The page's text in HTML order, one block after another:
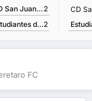
CD San Juan del Rio2
Estudiantes de Queretaro FC2
FC